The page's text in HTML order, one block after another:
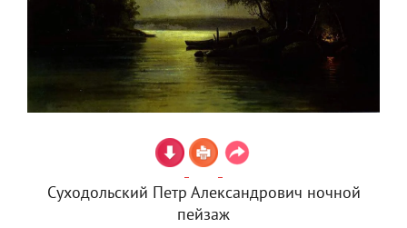
Суходольский Петр Александрович ночной
пейзаж